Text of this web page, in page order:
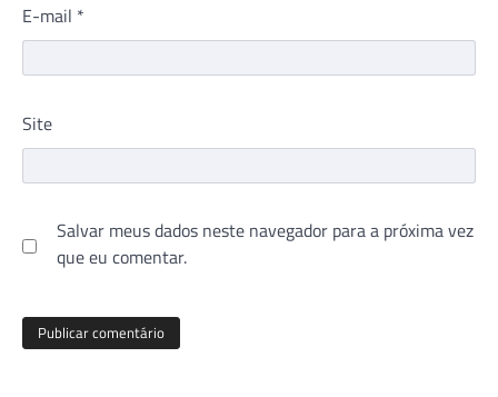
E-mail *
Site
Salvar meus dados neste navegador para a próxima vez
que eu comentar.